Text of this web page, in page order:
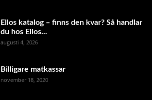
Ellos katalog – finns den kvar? Så handlar
du hos Ellos...
augusti 4, 2026
Billigare matkassar
november 18, 2020